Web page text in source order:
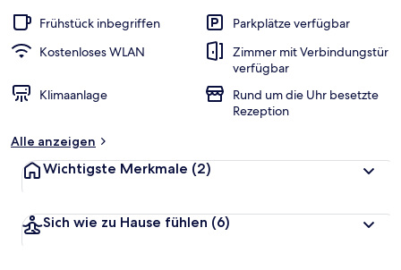
Frühstück inbegriffen
Parkplätze verfügbar
Kostenloses WLAN
Zimmer mit Verbindungstür
verfügbar
Klimaanlage
Rund um die Uhr besetzte
Rezeption
Alle anzeigen
Wichtigste Merkmale (2)
Sich wie zu Hause fühlen (6)